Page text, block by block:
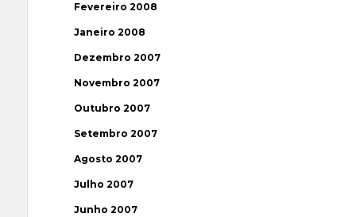
Fevereiro 2008
Janeiro 2008
Dezembro 2007
Novembro 2007
Outubro 2007
Setembro 2007
Agosto 2007
Julho 2007
Junho 2007